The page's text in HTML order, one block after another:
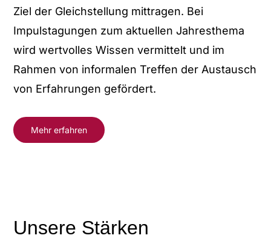
Ziel der Gleichstellung mittragen. Bei
Impulstagungen zum aktuellen Jahresthema
wird wertvolles Wissen vermittelt und im
Rahmen von informalen Treffen der Austausch
von Erfahrungen gefördert.
Mehr erfahren
Unsere Stärken